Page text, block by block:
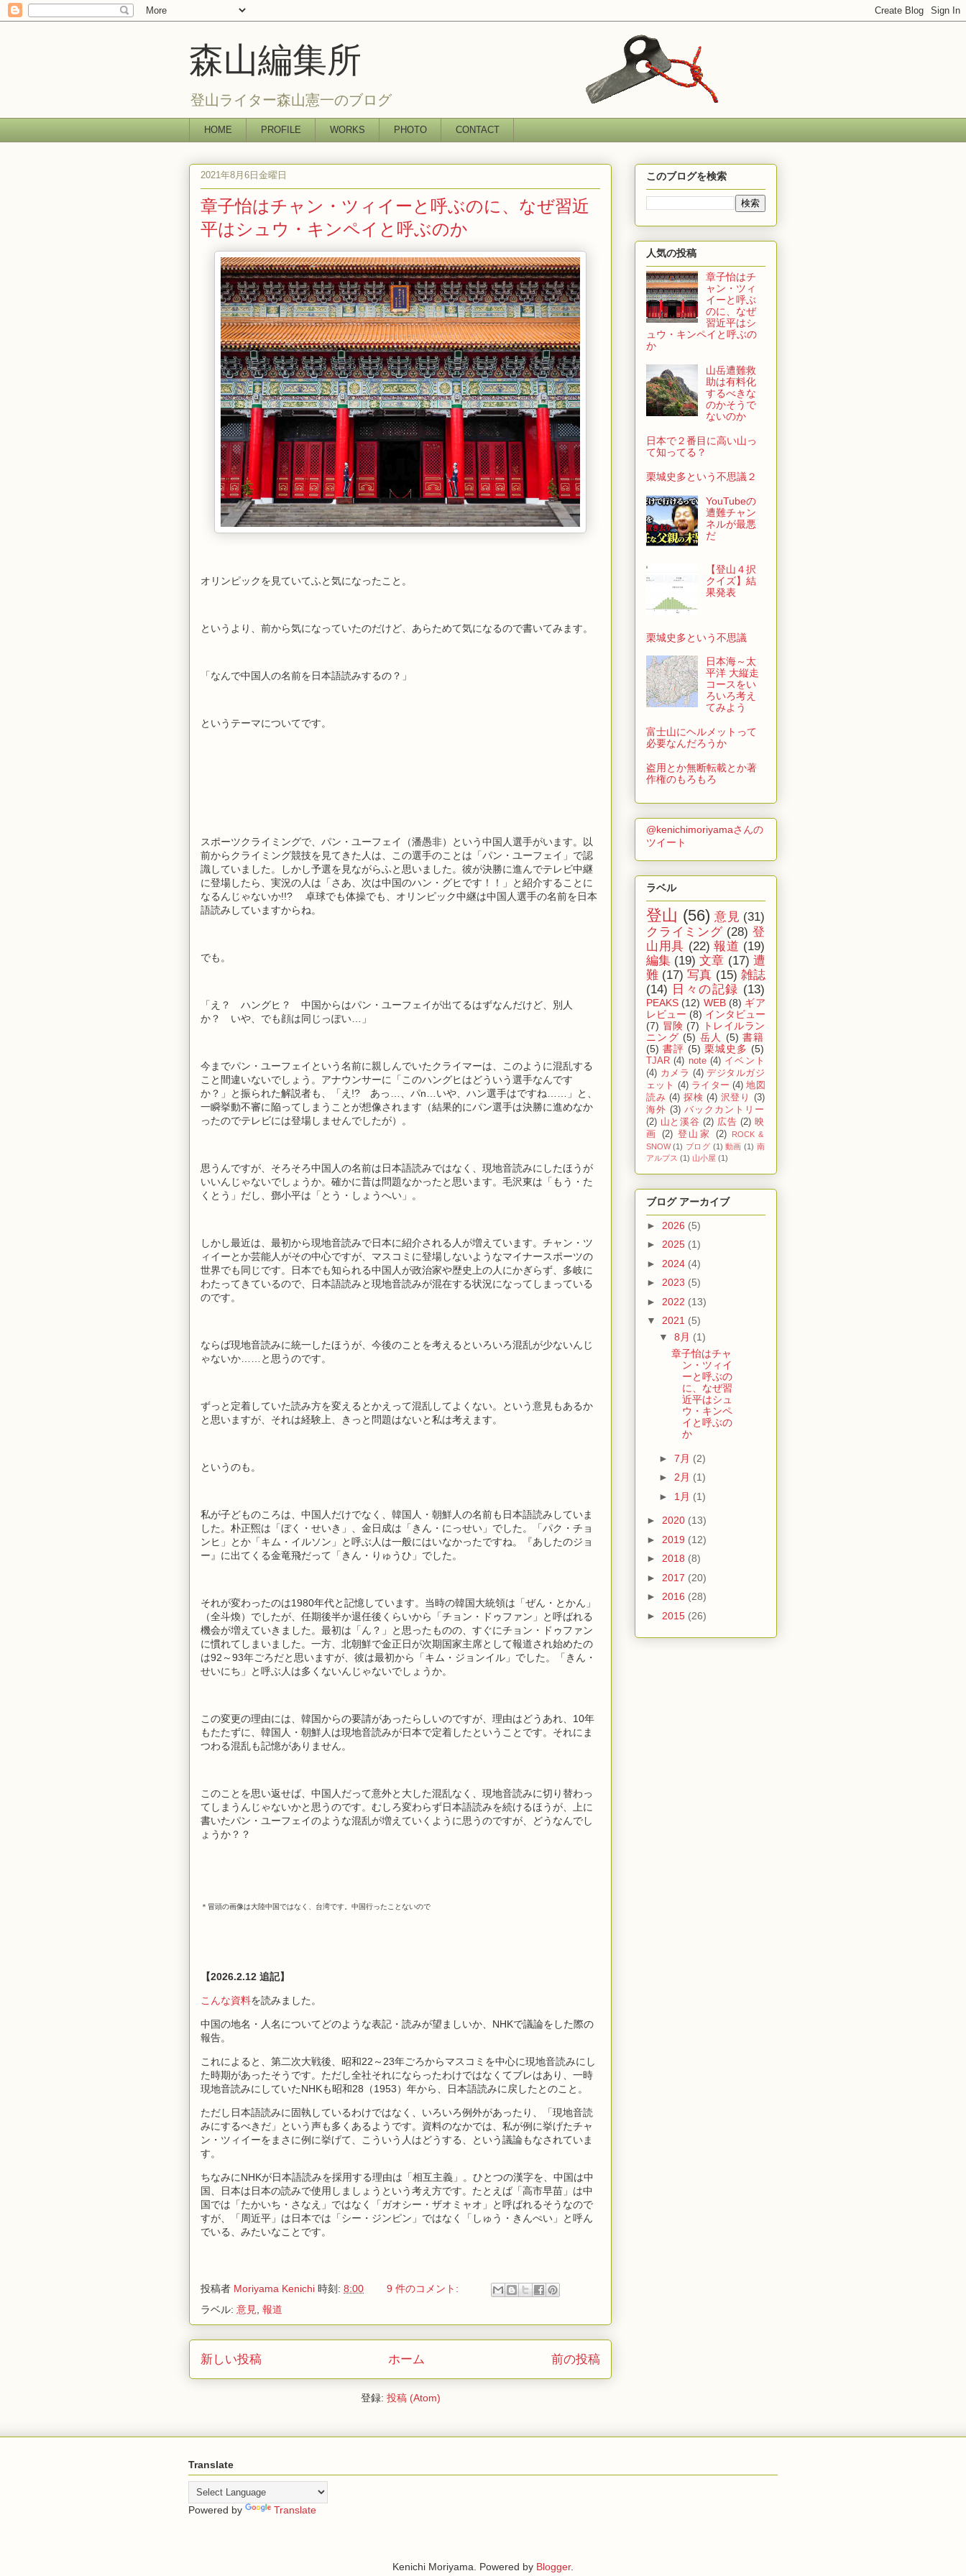
森山編集所
登山ライター森山憲一のブログ
HOME PROFILE WORKS PHOTO CONTACT
2021年8月6日金曜日
章子怡はチャン・ツィイーと呼ぶのに、なぜ習近
平はシュウ・キンペイと呼ぶのか
オリンピックを見ていてふと気になったこと。
というより、前から気になっていたのだけど、あらためて気になるので書いてみます。
「なんで中国人の名前を日本語読みするの？」
というテーマについてです。
スポーツクライミングで、パン・ユーフェイ（潘愚非）という中国人選手がいます。以
前からクライミング競技を見てきた人は、この選手のことは「パン・ユーフェイ」で認
識していました。しかし予選を見ながらふと思いました。彼が決勝に進んでテレビ中継
に登場したら、実況の人は「さあ、次は中国のハン・グヒです！！」と紹介することに
なるんじゃないか!!? 卓球でも体操でも、オリンピック中継は中国人選手の名前を日本
語読みしていますからね。
でも。
「え？ ハングヒ？ 中国からはパン・ユーフェイが出てるはずなんだけど、別人
か？ いや、でも顔は同じっぽい…」
今までパン・ユーフェイという名前に親しんでいたクライマーは、このように混乱する
こと間違いないでしょう。アナウンサーに「このハングヒはどういう選手なんです
か？」と振られた解説者も、「え!? あっ…、パn…いや、ハン選手はですね……」と、
一瞬挙動不審に陥ってしまうことが想像されます（結果的にパン選手は決勝に進めなか
ったのでテレビには登場しませんでしたが）。
思うんですが、そろそろ中国人の名前は日本語読みではなく、現地音読みにしたほうが
いいんじゃないでしょうか。確かに昔は問題なかったと思います。毛沢東は「もう・た
くとう」だし、鄧小平は「とう・しょうへい」。
しかし最近は、最初から現地音読みで日本に紹介される人が増えています。チャン・ツ
ィイーとか芸能人がその中心ですが、マスコミに登場しないようなマイナースポーツの
世界でも同じです。日本でも知られる中国人が政治家や歴史上の人にかぎらず、多岐に
わたってきているので、日本語読みと現地音読みが混在する状況になってしまっている
のです。
ならば現地音読みに統一したほうが、今後のことを考えるといろいろ混乱が少ないんじ
ゃないか……と思うのです。
ずっと定着していた読み方を変えるとかえって混乱してよくない。という意見もあるか
と思いますが、それは経験上、きっと問題はないと私は考えます。
というのも。
私が子どものころは、中国人だけでなく、韓国人・朝鮮人の名前も日本語読みしていま
した。朴正煕は「ぼく・せいき」、金日成は「きん・にっせい」でした。「パク・チョ
ンヒ」とか「キム・イルソン」と呼ぶ人は一般にはいなかったですね。『あしたのジョ
ー』に出てくる金竜飛だって「きん・りゅうひ」でした。
それが変わったのは1980年代と記憶しています。当時の韓国大統領は「ぜん・とかん」
（全斗煥）でしたが、任期後半か退任後くらいから「チョン・ドゥファン」と呼ばれる
機会が増えていきました。最初は「ん？」と思ったものの、すぐにチョン・ドゥファン
に慣れてしまいました。一方、北朝鮮で金正日が次期国家主席として報道され始めたの
は92～93年ごろだと思いますが、彼は最初から「キム・ジョンイル」でした。「きん・
せいにち」と呼ぶ人は多くないんじゃないでしょうか。
この変更の理由には、韓国からの要請があったらしいのですが、理由はどうあれ、10年
もたたずに、韓国人・朝鮮人は現地音読みが日本で定着したということです。それにま
つわる混乱も記憶がありません。
このことを思い返せば、中国人だって意外と大した混乱なく、現地音読みに切り替わっ
てしまうんじゃないかと思うのです。むしろ変わらず日本語読みを続けるほうが、上に
書いたパン・ユーフェイのような混乱が増えていくように思うのですが、どうなんでし
ょうか？？
＊冒頭の画像は大陸中国ではなく、台湾です。中国行ったことないので
【2026.2.12 追記】
こんな資料を読みました。
中国の地名・人名についてどのような表記・読みが望ましいか、NHKで議論をした際の
報告。
これによると、第二次大戦後、昭和22～23年ごろからマスコミを中心に現地音読みにし
た時期があったそうです。ただし全社それにならったわけではなくてブレはあり、一時
現地音読みにしていたNHKも昭和28（1953）年から、日本語読みに戻したとのこと。
ただし日本語読みに固執しているわけではなく、いろいろ例外があったり、「現地音読
みにするべきだ」という声も多くあるようです。資料のなかでは、私が例に挙げたチャ
ン・ツィイーをまさに例に挙げて、こういう人はどうする、という議論もなされていま
す。
ちなみにNHKが日本語読みを採用する理由は「相互主義」。ひとつの漢字を、中国は中
国、日本は日本の読みで使用しましょうという考え方です。たとえば「高市早苗」は中
国では「たかいち・さなえ」ではなく「ガオシー・ザオミャオ」と呼ばれるそうなので
すが、「周近平」は日本では「シー・ジンピン」ではなく「しゅう・きんぺい」と呼ん
でいる、みたいなことです。
投稿者 Moriyama Kenichi 時刻: 8:00
9 件のコメント:
ラベル: 意見 報道
新しい投稿 前の投稿
ホーム
登録: 投稿 (Atom)
このブログを検索
人気の投稿
章子怡はチ
ャン・ツィ
イーと呼ぶ
のに、なぜ
習近平はシ
ュウ・キンペイと呼ぶの
か
山岳遭難救
助は有料化
するべきな
のかそうで
ないのか
日本で２番目に高い山っ
て知ってる？
栗城史多という不思議２
YouTubeの
遭難チャン
ネルが最悪
だ
【登山４択
クイズ】結
果発表
栗城史多という不思議
日本海～太
平洋 大縦走
コースをい
ろいろ考え
てみよう
富士山にヘルメットって
必要なんだろうか
盗用とか無断転載とか著
作権のもろもろ
@kenichimoriyamaさんの
ツイート
ラベル
登山 (56) 意見 (31)
クライミング (28) 登
山用具 (22) 報道 (19)
編集 (19) 文章 (17) 遭
難 (17) 写真 (15) 雑誌
(14) 日々の記録 (13)
PEAKS (12) WEB (8) ギア
レビュー (8) インタビュー
(7) 冒険 (7)
トレイルラン
ニング (5) 岳人 (5) 書籍
(5) 書評 (5) 栗城史多 (5)
TJAR (4) note (4) イベント
(4) カメラ (4) デジタルガジ
ェット (4) ライター (4) 地図
読み (4) 探検 (4) 沢登り
(3)
海外 (3) バックカントリー
(2) 山と溪谷 (2) 広告 (2) 映
画
(2) 登山家 (2)
ROCK &
SNOW (1) ブログ (1) 動画 (1) 南
アルプス (1) 山小屋 (1)
ブログ アーカイブ
► 2026 (5)
► 2025 (1)
► 2024 (4)
► 2023 (5)
► 2022 (13)
▼ 2021 (5)
▼ 8月 (1)
章子怡はチャ
ン・ツィイ
ーと呼ぶの
に、なぜ習
近平はシュ
ウ・キンペ
イと呼ぶの
か
► 7月 (2)
► 2月 (1)
► 1月 (1)
► 2020 (13)
► 2019 (12)
► 2018 (8)
► 2017 (20)
► 2016 (28)
► 2015 (26)
Translate
Powered by Translate
Kenichi Moriyama. Powered by Blogger.